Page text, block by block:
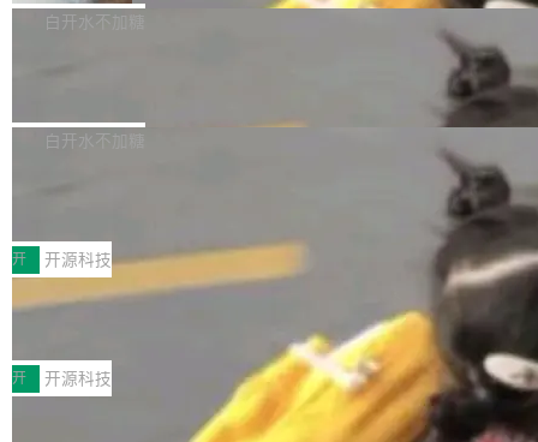
貌。数据显示，微软和 Meta 主要依托充沛的经
代码、验证结果的 AI 终端工具。 据介绍，Muse
个主 agent 循环，外加一组后台 agent。这些后
构建流程可以分为四个环节：建图 → 控制难度
白开水不加糖
库，并将作为transport接入Mooncake TENT。
MPComm将作为一种传输引擎接入Mooncake T
ENT，实现零拷贝传输性能提升30%、非零拷贝
传输性能最高提升5倍。UCL-MPComm底层基
于自研UCL-Engine通信引擎，后续腾讯网平将
持续开源更多基于UCL-Engine的高性能通信组
件。 腾讯网平团队在UCL-MPComm中实现了一
个独立于业务线程的全局通信引擎（Engine），
白开水不加糖
型案例入选名单》，深信服“面向企业研发场景的
开源 AI 编程平台 CoStrict 应用”凭借卓越的技术
创新与落地成效成功入选。 全链路私有化部署，
助力企业AI研发安全落地 当前，越来越多企业已
经开始引入 AI Coding 工具，通过调用公有云模
型或企业内部部署模型提升研发效率。但随着 AI
Coding 从个人辅助工具逐步走向团队级、组织
开 开源科技
深信服AI算力网关入选工信部人工智能
前不久，工业和信息化部正式发布《2025年人工
智能应用典型案例名单》，集中展示人工智能在
各领域的应用成果，覆盖技术底座、行业赋能、
产品应用、支撑保障、专题等五大方向。深信服
开 开源科技
Jeff Dean 离开 Google：一个时代的结